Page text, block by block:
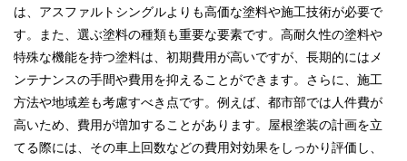
は、アスファルトシングルよりも高価な塗料や施工技術が必要で
す。また、選ぶ塗料の種類も重要な要素です。高耐久性の塗料や
特殊な機能を持つ塗料は、初期費用が高いですが、長期的にはメ
ンテナンスの手間や費用を抑えることができます。さらに、施工
方法や地域差も考慮すべき点です。例えば、都市部では人件費が
高いため、費用が増加することがあります。屋根塗装の計画を立
てる際には、その車上回数などの費用対効果をしっかり評価し、